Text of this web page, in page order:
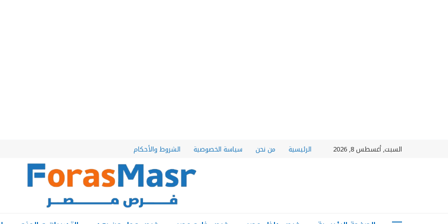
السبت, أغسطس 8, 2026 الرئيسية من نحن سياسة الخصوصية الشروط والأحكام